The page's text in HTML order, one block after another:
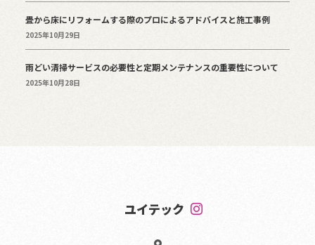
畳から床にリフォームする際のプロによるアドバイスと施工事例
2025年10月29日
雨どい清掃サービスの必要性と定期メンテナンスの重要性について
2025年10月28日
ユイテック